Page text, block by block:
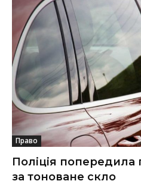
Право
Поліція
за тоноване скло